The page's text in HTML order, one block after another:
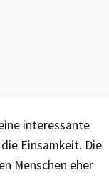
interessante
Einsamkeit. Die
Menschen eher